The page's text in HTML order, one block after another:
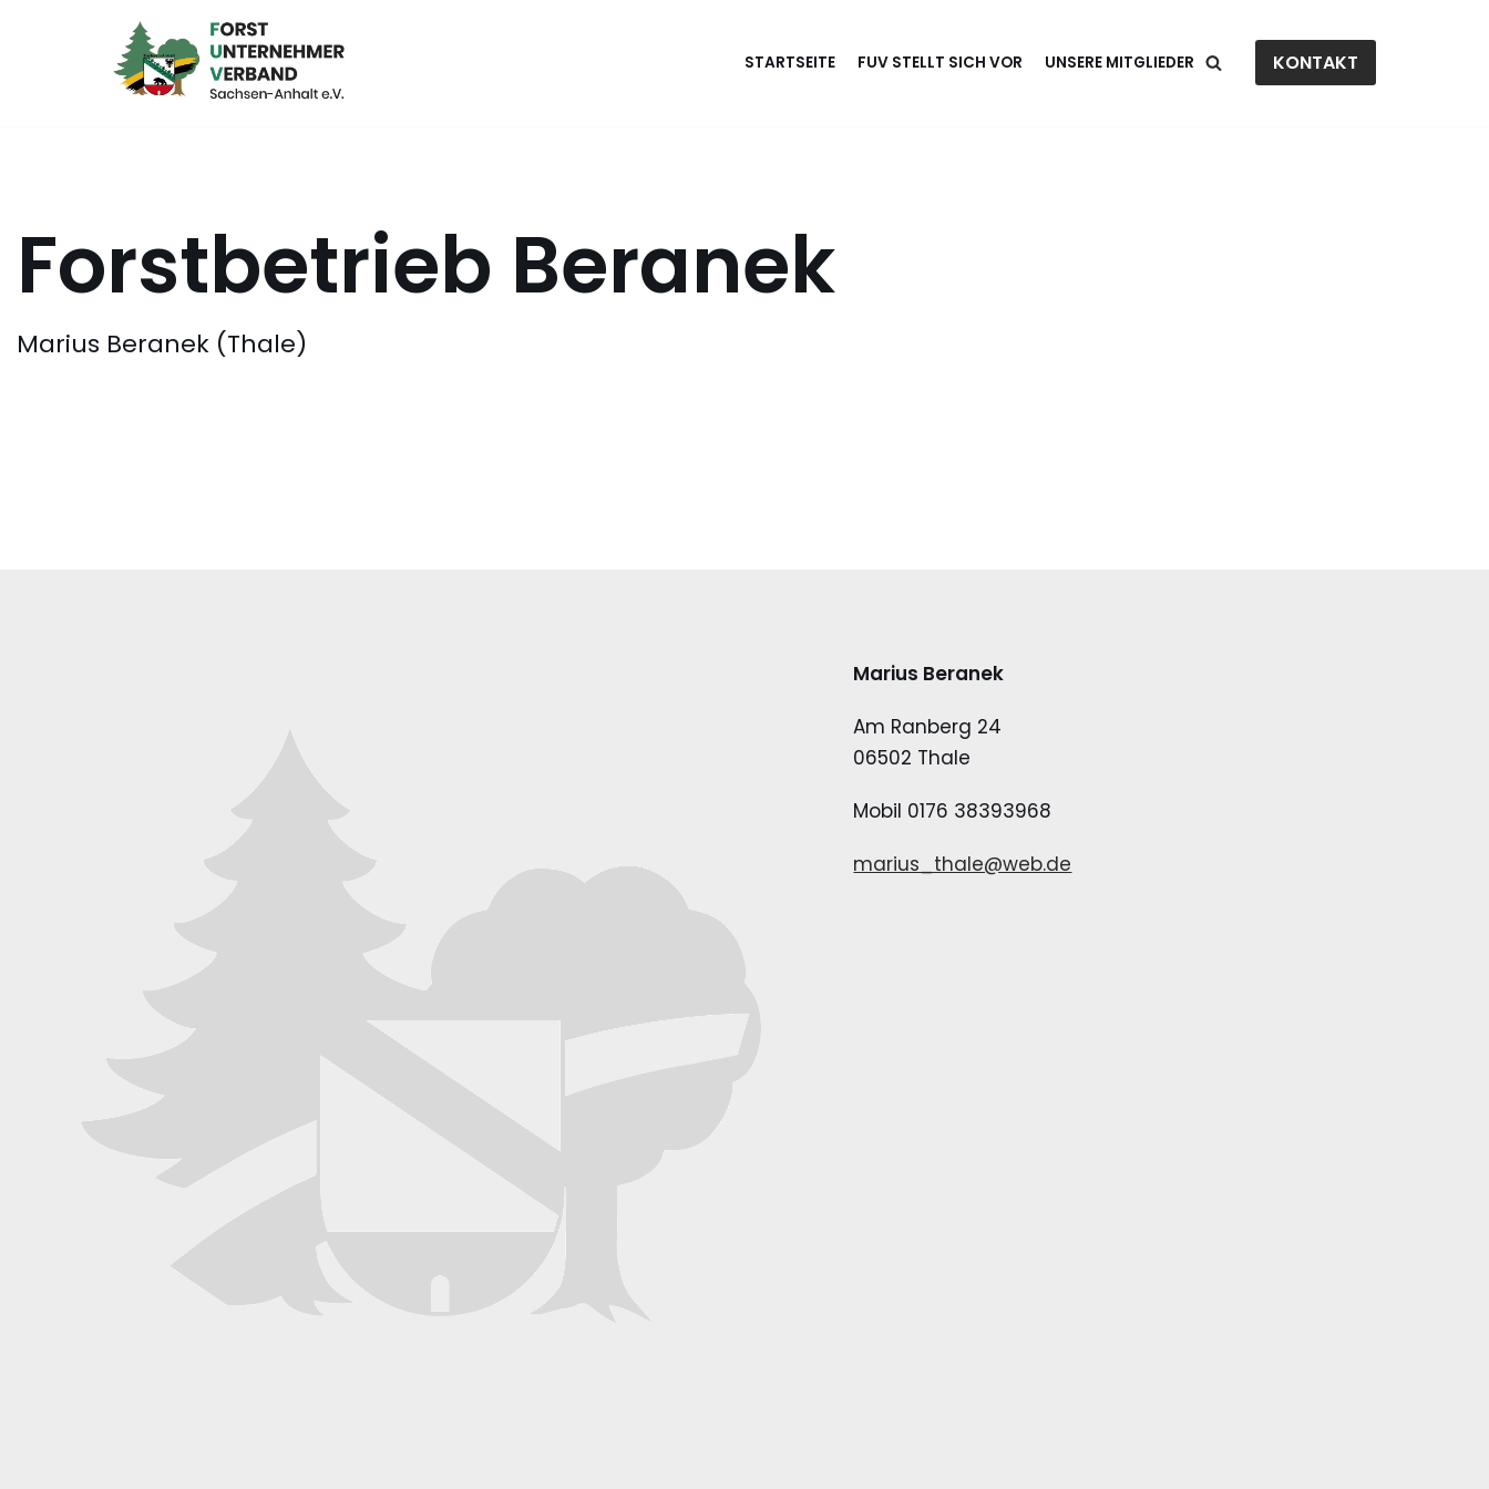
STARTSEITE FUV STELLT SICH VOR UNSERE MITGLIEDER KONTAKT
Forstbetrieb Beranek
Marius Beranek (Thale)
Marius Beranek
Am Ranberg 24
06502 Thale
Mobil 0176 38393968
marius_thale@web.de